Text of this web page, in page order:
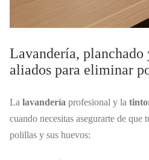
Lavandería,
aliados para eliminar
La lavandería profesional y la
cuando necesitas asegurarte de que
polillas y sus huevos: